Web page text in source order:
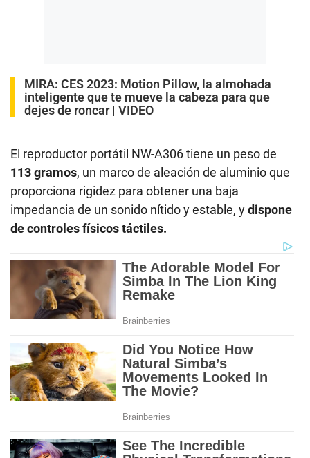
MIRA: CES 2023: Motion Pillow, la almohada
inteligente que te mueve la cabeza para que
dejes de roncar | VIDEO
El reproductor portátil NW-A306 tiene un peso de
113 gramos, un marco de aleación de aluminio que
proporciona rigidez para obtener una baja
impedancia de un sonido nítido y estable, ydispone
de controles físicos táctiles.